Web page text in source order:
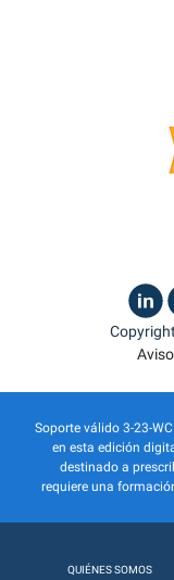
Soporte válido 3-23-
en esta edición
destinado a
requiere una
QUIÉNES SOMOS